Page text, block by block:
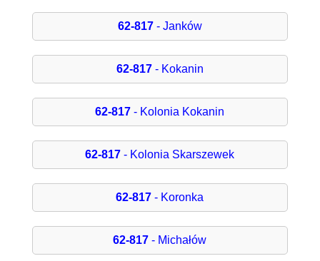
62-817- Janków
62-817- Kokanin
62-817 - Kolonia Kokanin
62-817 - Kolonia Skarszewek
62-817 - Koronka
62-817 - Michałów